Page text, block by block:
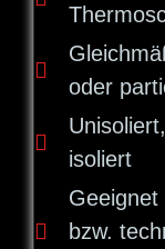
oder
isoliert
Geeignet
bzw.